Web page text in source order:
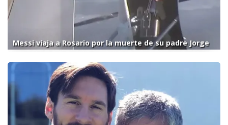
Messi viaja a Rosario por la muerte de su padre Jorge